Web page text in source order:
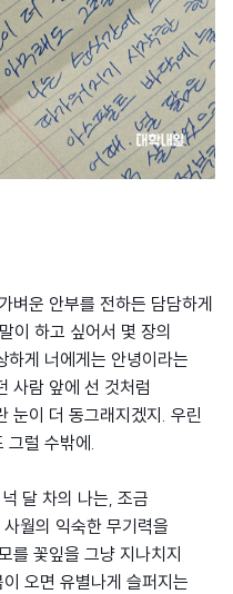
벼운 안부를 전하든 담담하게
이 하고 싶어서 몇 장의
하게 너에게는 안녕이라는
사람 앞에 선 것처럼
눈이 더 동그래지겠지. 우린
그럴 수밖에.
달 차의 나는, 조금
월의 익숙한 무기력을
를 꽃잎을 그냥 지나치지
오면 유별나게 슬퍼지는